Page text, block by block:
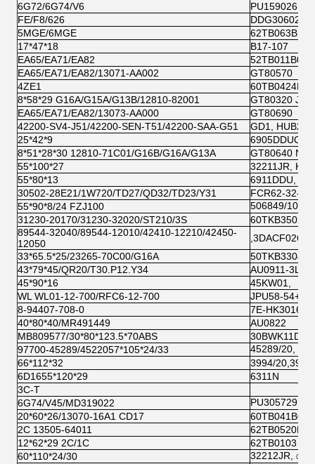
6G72/6G74/V6
FE/F8/626
5MGE/6MGE
62TB063B12
17*47*18
B17-107
EA65/EA71/EA82
52TB011B04
EA65/EA71/EA82/13071-AA002
GT80570
4ZE1
60TB0424B02
8*58*29 G16A/G15A/G13B/12810-82001
GT80320
EA65/EA71/EA82/13073-AA000
GT80690
42200-SV4-J51/42200-SEN-T51/42200-SAA-G51
GD1,
25*42*9
6905DDUCM
8*51*28*30 12810-71C01/G16B/G16A/G13A
GT80640
55*100*27
32211JR,
55*80*13
6911DDU,
30502-28E21/1W720/TD27/QD32/TD23/Y31
FCR62-32-
55*90*8/24 FZJ100
506849/10,
31230-20170/31230-32020/ST210/3S
60TKB3502
89544-32040/89544-12010/42410-12210/42450-
12050
,3DACF026-
33*65.5*25/23265-70C00/G16A
50TKB3304
43*79*45/QR20/T30.P12.Y34
AU0911-3LL
45*90*16
45KW01,
WL WL01-12-700/RFC6-12-700
JPU58-
8-94407-708-0
7E-
40*80*40/MR491449
AU0822
MB809577/30*80*123.5*70ABS
97700-45289/4522057*105*24/33
45289/20,
66*112*32
3994/
6D1655*120*29
6311N
3C-T
6G74/V45/MD319022
PU305729
20*60*26/13070-16A1 CD17
2C 13505-64011
12*62*29 2C/1C
62TB0103
60*110*24/30
32212JR, কোয়ো